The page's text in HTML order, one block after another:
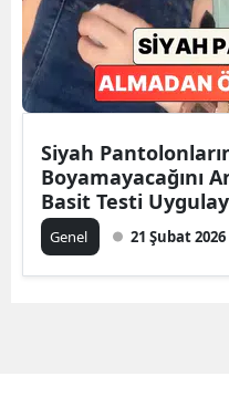
Siyah
Boyamayacağını
Basit Testi
Genel 21 Şubat 2026